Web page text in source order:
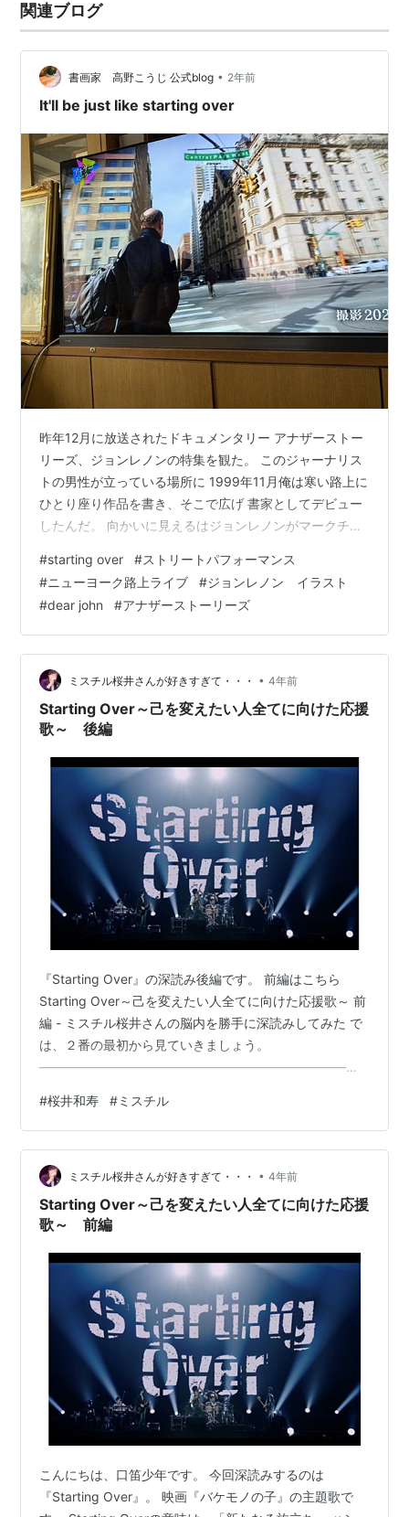
関連ブログ
書画家 高野こうじ 公式blog • 2年前
It'll be just like starting over
昨年12月に放送されたドキュメンタリー アナザーストー
リーズ、ジョンレノンの特集を観た。 このジャーナリス
トの男性が立っている場所に 1999年11月俺は寒い路上に
ひとり座り作品を書き、そこで広げ 書家としてデビュー
したんだ。 向かいに見えるはジョンレノンがマークチャ
メント、ダコタハウス。 「ジョンの居た場所でスタート
する」 それぐらいの理由でニューヨークに飛んだ。 ずい
ぶん長いことやってきたんだなぁ。 まだまだ学ぶことば
かりで全然実感ないですが。 それでもやはり書家として
の選択が人生の「starting over」だったのかも。 （↓歌
詞は…
#starting over #ストリートパフォーマンス
#ニューヨーク路上ライブ #ジョンレノン イラスト
#dear john #アナザーストーリーズ
ミスチル桜井さんが好きすぎて・・・ • 4年前
Starting Over～己を変えたい人全てに向けた応援
歌～ 後編
『Starting Over』の深読み後編です。 前編はこちら
Starting Over～己を変えたい人全てに向けた応援歌～ 前
編 - ミスチル桜井さんの脳内を勝手に深読みしてみた で
は、２番の最初から見ていきましょう。
―――――――――――――――――――――――――
を見付ける 捨てられた子猫みたいに 身体を丸め怯えてる
―――――――――――――――――――――――――
――― 何かを変えていきたい。 でも、見せかけの威勢の
良さとは相反して、実は不安でいっぱい。 虚栄心や自尊
心で隠されていたこの臆病な心内によって、次の一歩を
踏み出せな…
#桜井和寿 #ミスチル
ミスチル桜井さんが好きすぎて・・・ • 4年前
Starting Over～己を変えたい人全てに向けた応援
歌～ 前編
こんにちは、口笛少年です。 今回深読みするのは
『Starting Over』。 映画『バケモノの子』の主題歌で